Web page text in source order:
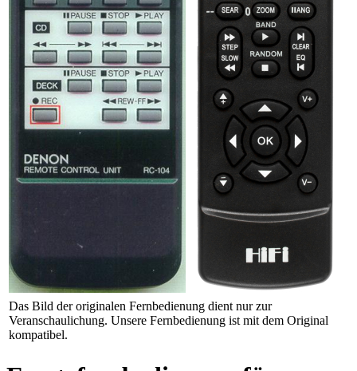
Das Bild der originalen Fernbedienung dient nur zur
Veranschaulichung. Unsere Fernbedienung ist mit dem Original
kompatibel.